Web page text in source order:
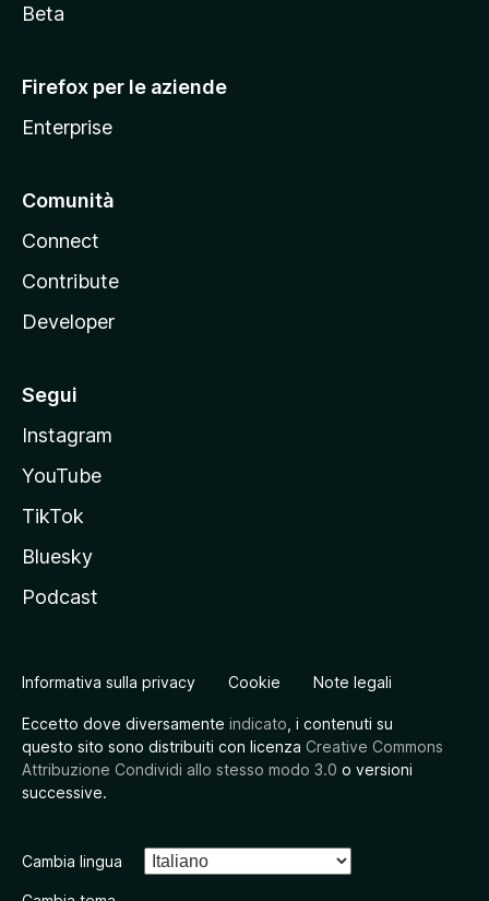
i
a
Beta
Firefox per le aziende
Enterprise
Comunità
Connect
Contribute
Developer
Segui
Instagram
YouTube
TikTok
Bluesky
Podcast
Informativa sulla privacy Cookie Note legali
Eccetto dove diversamente indicato , i contenuti su
questo sito sono distribuiti con licenza Creative Commons
Attribuzione Condividi allo stesso modo 3.0 o versioni
successive.
Cambia lingua